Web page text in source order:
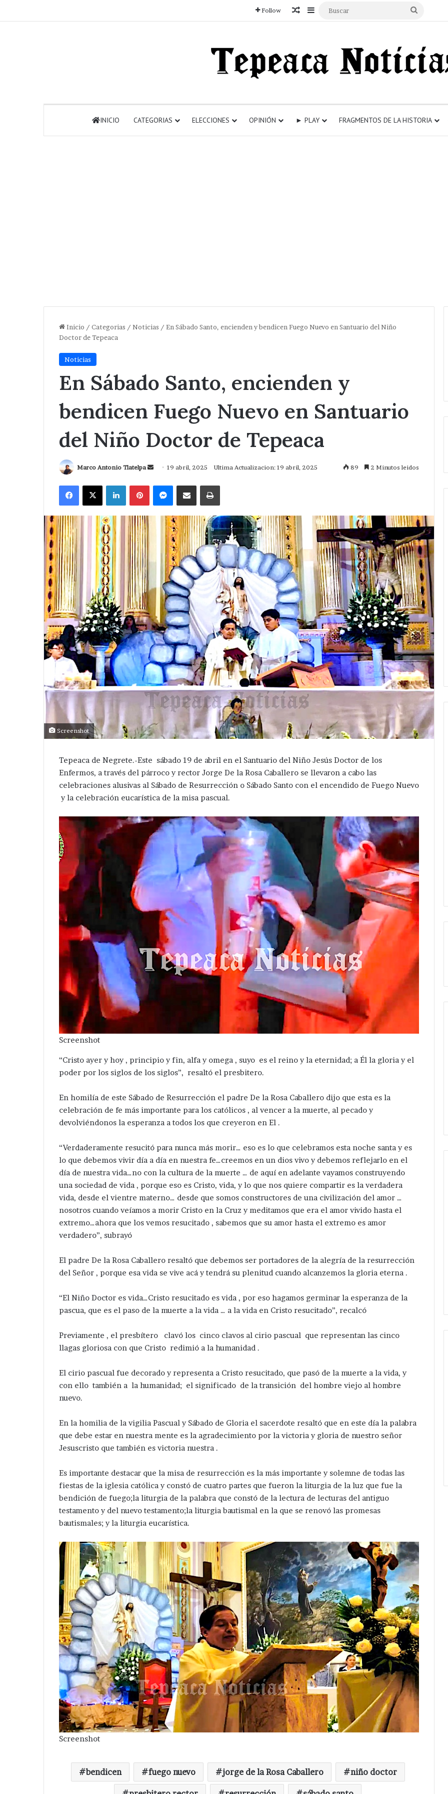
Follow Articulo aleatorio
Sidebar
INICIO CATEGORIAS ELECCIONES OPINIÓN ► PLAY FRAGMENTOS DE LA HISTORIA
Inicio / Categorias / Noticias / En Sábado Santo, encienden y bendicen Fuego Nuevo en Santuario del Niño
Doctor de Tepeaca
Noticias
En Sábado Santo, encienden y
bendicen Fuego Nuevo en Santuario
del Niño Doctor de Tepeaca
Marco Antonio Tlatelpa
Send
email
19 abril, 2025 Ultima Actualizacion: 19 abril, 2025 89 2 Minutos leidos
Facebook
X LinkedInPinterestMessengerCompartir via CorreoImprimir
Screenshot
Tepeaca de Negrete.-Este sábado 19 de abril en el Santuario del Niño Jesús Doctor de los
Enfermos, a través del párroco y rector Jorge De la Rosa Caballero se llevaron a cabo las
celebraciones alusivas al Sábado de Resurrección o Sábado Santo con el encendido de Fuego Nuevo
y la celebración eucarística de la misa pascual.
Screenshot
“Cristo ayer y hoy , principio y fin, alfa y omega , suyo es el reino y la eternidad; a Él la gloria y el
poder por los siglos de los siglos”, resaltó el presbitero.
En homilía de este Sábado de Resurrección el padre De la Rosa Caballero dijo que esta es la
celebración de fe más importante para los católicos , al vencer a la muerte, al pecado y
devolviéndonos la esperanza a todos los que creyeron en El .
“Verdaderamente resucitó para nunca más morir… eso es lo que celebramos esta noche santa y es
lo que debemos vivir día a día en nuestra fe…creemos en un dios vivo y debemos reflejarlo en el
día de nuestra vida…no con la cultura de la muerte … de aquí en adelante vayamos construyendo
una sociedad de vida , porque eso es Cristo, vida, y lo que nos quiere compartir es la verdadera
vida, desde el vientre materno… desde que somos constructores de una civilización del amor …
nosotros cuando veíamos a morir Cristo en la Cruz y meditamos que era el amor vivido hasta el
extremo…ahora que los vemos resucitado , sabemos que su amor hasta el extremo es amor
verdadero”, subrayó
El padre De la Rosa Caballero resaltó que debemos ser portadores de la alegría de la resurrección
del Señor , porque esa vida se vive acá y tendrá su plenitud cuando alcanzemos la gloria eterna .
“El Niño Doctor es vida…Cristo resucitado es vida , por eso hagamos germinar la esperanza de la
pascua, que es el paso de la muerte a la vida … a la vida en Cristo resucitado”, recalcó
Previamente , el presbítero clavó los cinco clavos al cirio pascual que representan las cinco
llagas gloriosa con que Cristo redimió a la humanidad .
El cirio pascual fue decorado y representa a Cristo resucitado, que pasó de la muerte a la vida, y
con ello también a la humanidad; el significado de la transición del hombre viejo al hombre
nuevo.
En la homilia de la vigilia Pascual y Sábado de Gloria el sacerdote resaltó que en este día la palabra
que debe estar en nuestra mente es la agradecimiento por la victoria y gloria de nuestro señor
Jesuscristo que también es victoria nuestra .
Es importante destacar que la misa de resurrección es la más importante y solemne de todas las
fiestas de la iglesia católica y constó de cuatro partes que fueron la liturgia de la luz que fue la
bendición de fuego;la liturgia de la palabra que constó de la lectura de lecturas del antiguo
testamento y del nuevo testamento;la liturgia bautismal en la que se renovó las promesas
bautismales; y la liturgia eucarística.
Screenshot
bendicen fuego nuevo jorge de la Rosa Caballero niño doctor
Detienen a tres en acatzingo
por excavaciones ilegales en
Pone
marcha
Velazquez
kilómetro
ampliación
Red
eléctrica
Candelaria
.
Romero un kilómetro de
ampliación de Red eléctrica en
más
servicios
Calderón
pone
marcha
Velázquez
de
Guadalupe Calderón ; pone en
marcha Velázquez Romero